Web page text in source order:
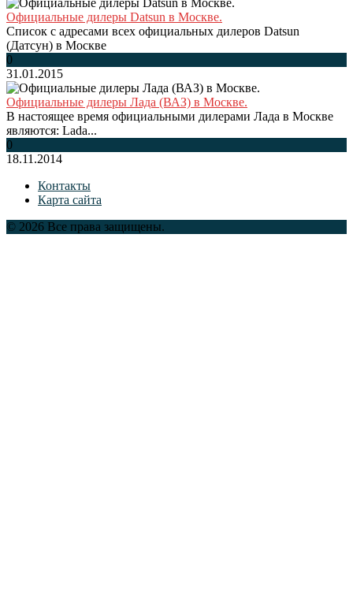
Официальные дилеры Datsun в Москве.
Список с адресами всех официальных дилеров Datsun
(Датсун) в Москве
0
31.01.2015
Официальные дилеры Лада (ВАЗ) в Москве.
В настоящее время официальными дилерами Лада в Москве
являются: Lada...
0
18.11.2014
Контакты
Карта сайта
© 2026 Все права защищены.